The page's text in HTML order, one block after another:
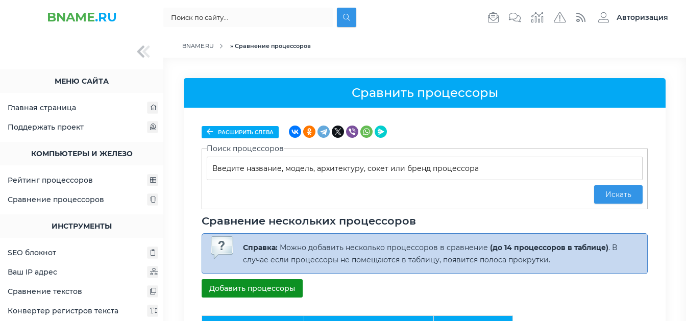
BNAME.RU Авторизация
МЕНЮ САЙТА
Главная страница
Поддержать проект
КОМПЬЮТЕРЫ И ЖЕЛЕЗО
Рейтинг процессоров
Сравнение процессоров
ИНСТРУМЕНТЫ
SEO блокнот
Ваш IP адрес
Сравнение текстов
Конвертер регистров текста
BNAME.RU » Сравнение процессоров
Сравнить процессоры
РАСШИРИТЬ СЛЕВА
Поиск процессоров
Искать
Сравнение нескольких процессоров
Справка: Можно добавить несколько процессоров в сравнение (до 14 процессоров в таблице). В
случае если процессоры не помещаются в таблицу, появится полоса прокрутки.
Добавить процессоры